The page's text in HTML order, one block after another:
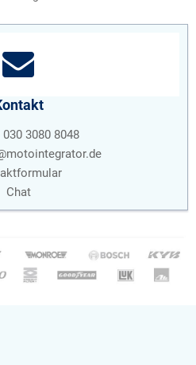
3080 8048
Chat